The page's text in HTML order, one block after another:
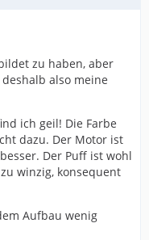
zu haben, aber
also meine
ich geil! Die Farbe
dazu. Der Motor ist
Der Puff ist wohl
winzig, konsequent
Aufbau wenig